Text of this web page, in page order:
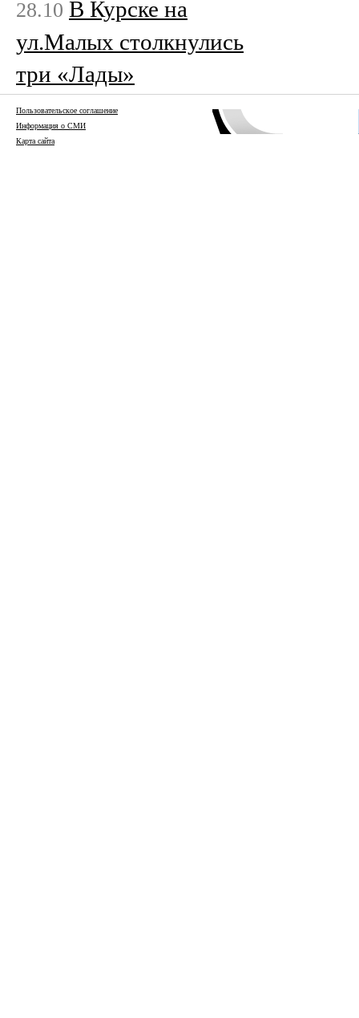
28.10 В Курске на
ул.Малых столкнулись
три «Лады»
Пользовательское соглашение
Информация о СМИ
Карта сайта